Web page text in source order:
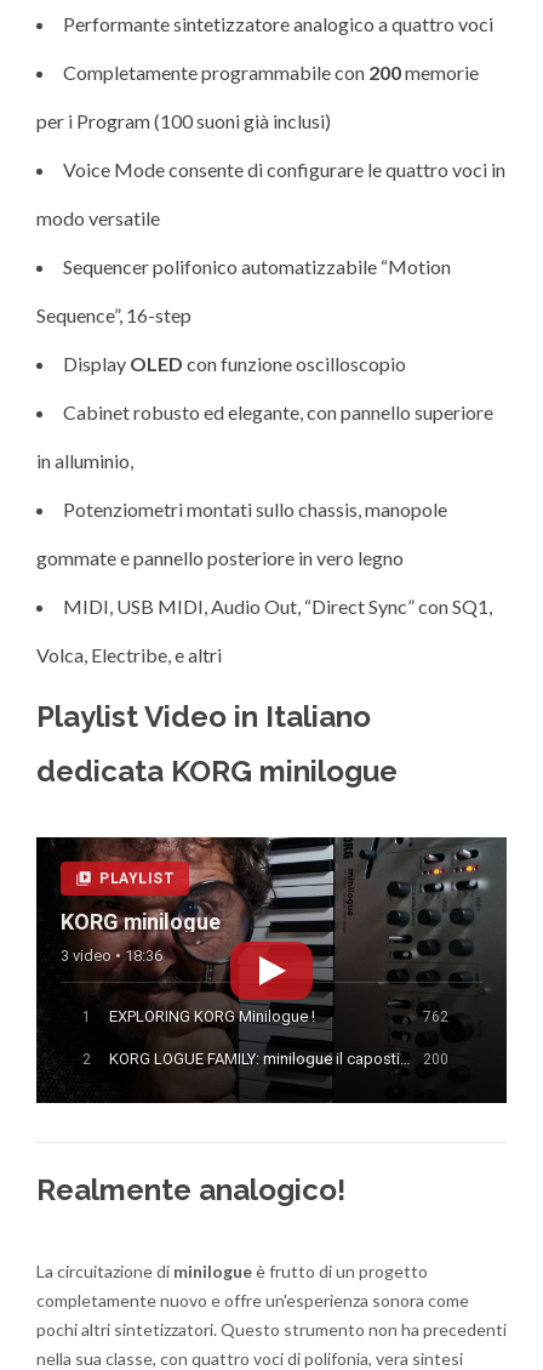
Performante sintetizzatore analogico a quattro voci
Completamente programmabile con 200memorie
per i Program (100 suoni già inclusi)
Voice Mode consente di configurare le quattro voci in
modo versatile
Sequencer polifonico automatizzabile “Motion
Sequence”, 16-step
Display OLED con funzione oscilloscopio
Cabinet robusto ed elegante, con pannello superiore
in alluminio,
Potenziometri montati sullo chassis, manopole
gommate e pannello posteriore in vero legno
MIDI, USB MIDI, Audio Out, “Direct Sync” con SQ1,
Volca, Electribe, e altri
Playlist Video in Italiano
dedicata KORG minilogue
PLAYLIST
KORG minilogue
3 video • 18:36
1 EXPLORING KORG Minilogue ! 762
2 KORG LOGUE FAMILY: minilogue il capostipite!!! 200
3 KORG LOGUE FAMILY: minilogue the Time Machine! 154
Realmente analogico!
La circuitazione di minilogueè frutto di un progetto
completamente nuovo e offre un'esperienza sonora come
pochi altri sintetizzatori. Questo strumento non ha precedenti
nella sua classe, con quattro voci di polifonia, vera sintesi